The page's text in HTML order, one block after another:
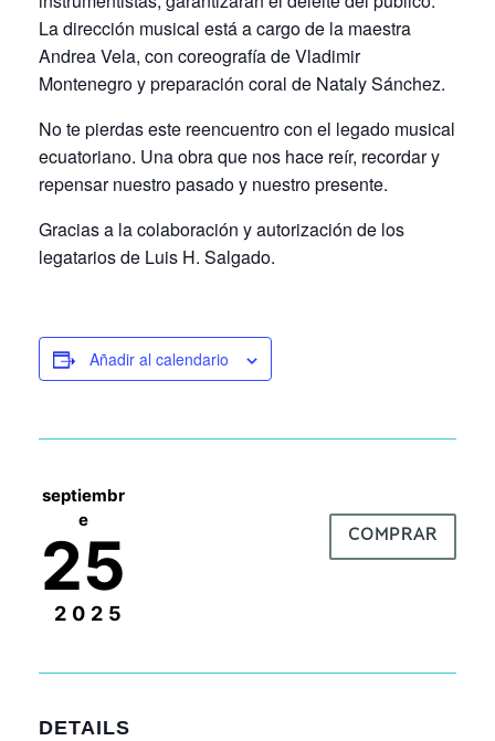
La dirección musical está a cargo de la maestra
Andrea Vela, con coreografía de Vladimir
Montenegro y preparación coral de Nataly Sánchez.
No te pierdas este reencuentro con el legado musical
ecuatoriano. Una obra que nos hace reír, recordar y
repensar nuestro pasado y nuestro presente.
Gracias a la colaboración y autorización de los
legatarios de Luis H. Salgado.
Añadir al calendario
septiembr
e
25
2025
COMPRAR
DETAILS